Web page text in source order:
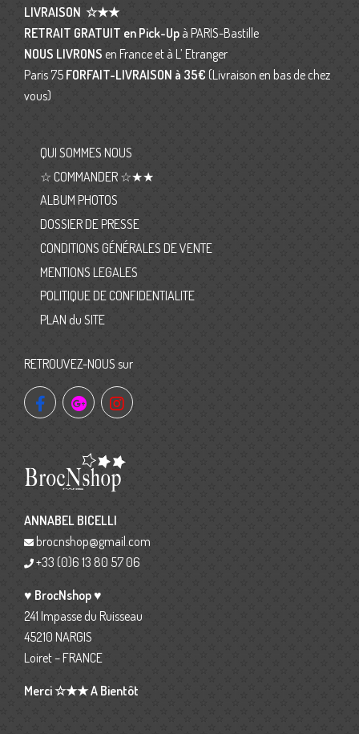
LIVRAISON ☆★★
RETRAIT GRATUIT en Pick-Up à PARIS-Bastille
NOUS LIVRONS en France et à L’ Etranger
Paris 75 FORFAIT-LIVRAISON à 35€ (Livraison en bas de chez
vous)
QUI SOMMES NOUS
☆ COMMANDER ☆★★
ALBUM PHOTOS
DOSSIER DE PRESSE
CONDITIONS GÉNÉRALES DE VENTE
MENTIONS LEGALES
POLITIQUE DE CONFIDENTIALITE
PLAN du SITE
RETROUVEZ-NOUS sur
ANNABEL BICELLI
brocnshop@gmail.com
+33 (0)6 13 80 57 06
♥ BrocNshop ♥
241 Impasse du Ruisseau
45210 NARGIS
Loiret – FRANCE
Merci ☆★★ A Bientôt